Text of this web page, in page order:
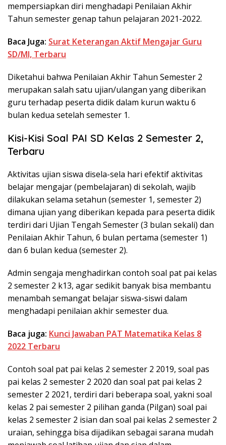
mempersiapkan diri menghadapi Penilaian Akhir
Tahun semester genap tahun pelajaran 2021-2022.
Baca Juga: Surat Keterangan Aktif Mengajar Guru
SD/MI, Terbaru
Diketahui bahwa Penilaian Akhir Tahun Semester 2
merupakan salah satu ujian/ulangan yang diberikan
guru terhadap peserta didik dalam kurun waktu 6
bulan kedua setelah semester 1.
Kisi-Kisi Soal PAI SD Kelas 2 Semester 2,
Terbaru
Aktivitas ujian siswa disela-sela hari efektif aktivitas
belajar mengajar (pembelajaran) di sekolah, wajib
dilakukan selama setahun (semester 1, semester 2)
dimana ujian yang diberikan kepada para peserta didik
terdiri dari Ujian Tengah Semester (3 bulan sekali) dan
Penilaian Akhir Tahun, 6 bulan pertama (semester 1)
dan 6 bulan kedua (semester 2).
Admin sengaja menghadirkan contoh soal pat pai kelas
2 semester 2 k13, agar sedikit banyak bisa membantu
menambah semangat belajar siswa-siswi dalam
menghadapi penilaian akhir semester dua.
Baca juga: Kunci Jawaban PAT Matematika Kelas 8
2022 Terbaru
Contoh soal pat pai kelas 2 semester 2 2019, soal pas
pai kelas 2 semester 2 2020 dan soal pat pai kelas 2
semester 2 2021, terdiri dari beberapa soal, yakni soal
kelas 2 pai semester 2 pilihan ganda (Pilgan) soal pai
kelas 2 semester 2 isian dan soal pai kelas 2 semester 2
uraian, sehingga bisa dijadikan sebagai sarana mudah